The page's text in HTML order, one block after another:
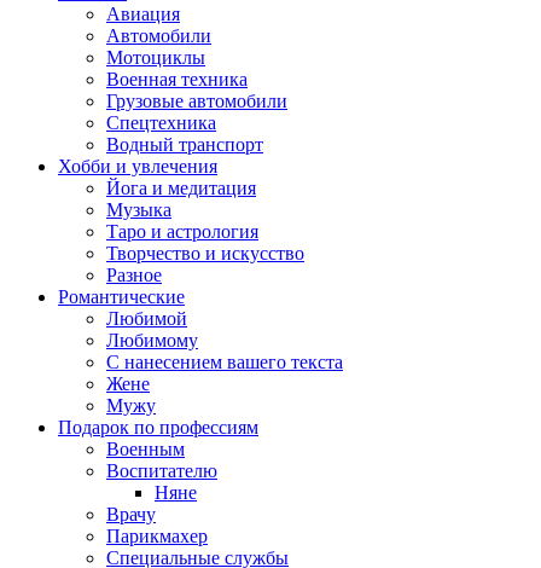
Авиация
Автомобили
Мотоциклы
Военная техника
Грузовые автомобили
Спецтехника
Водный транспорт
Хобби и увлечения
Йога и медитация
Музыка
Таро и астрология
Творчество и искусство
Разное
Романтические
Любимой
Любимому
С нанесением вашего текста
Жене
Мужу
Подарок по профессиям
Военным
Воспитателю
Няне
Врачу
Парикмахер
Специальные службы